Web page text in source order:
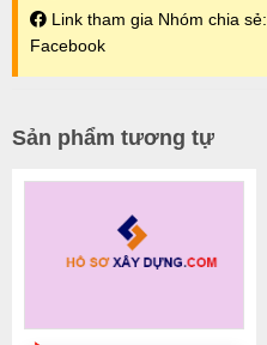
Link tham gia Nhóm chia sẻ:
Facebook
Sản phẩm tương tự